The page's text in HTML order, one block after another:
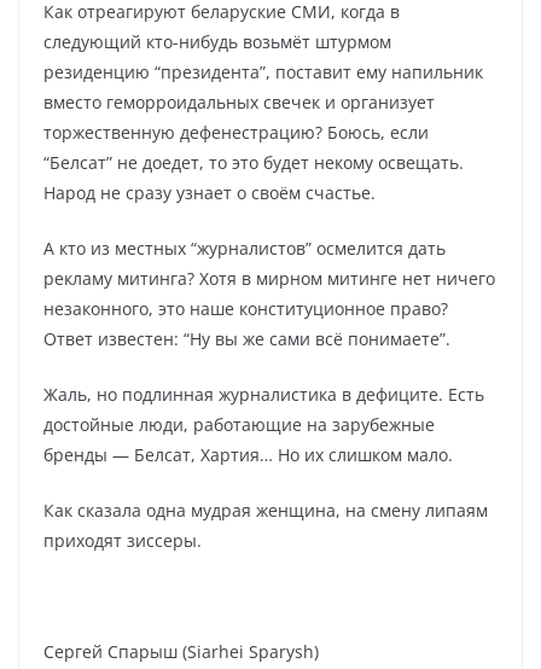
Как отреагируют беларуские СМИ, когда в
следующий кто-нибудь возьмёт штурмом
резиденцию “президента”, поставит ему напильник
вместо геморроидальных свечек и организует
торжественную дефенестрацию? Боюсь, если
“Белсат” не доедет, то это будет некому освещать.
Народ не сразу узнает о своём счастье.
А кто из местных “журналистов” осмелится дать
рекламу митинга? Хотя в мирном митинге нет ничего
незаконного, это наше конституционное право?
Ответ известен: “Ну вы же сами всё понимаете”.
Жаль, но подлинная журналистика в дефиците. Есть
достойные люди, работающие на зарубежные
бренды — Белсат, Хартия… Но их слишком мало.
Как сказала одна мудрая женщина, на смену липаям
приходят зиссеры.
Сергей Спарыш (Siarhei Sparysh)